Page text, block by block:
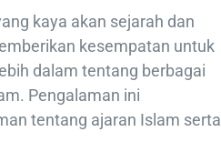
kaya akan sejarah dan
kesempatan untuk
dalam tentang berbagai
Pengalaman ini
tentang ajaran Islam serta